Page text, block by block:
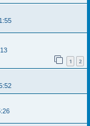
1 2